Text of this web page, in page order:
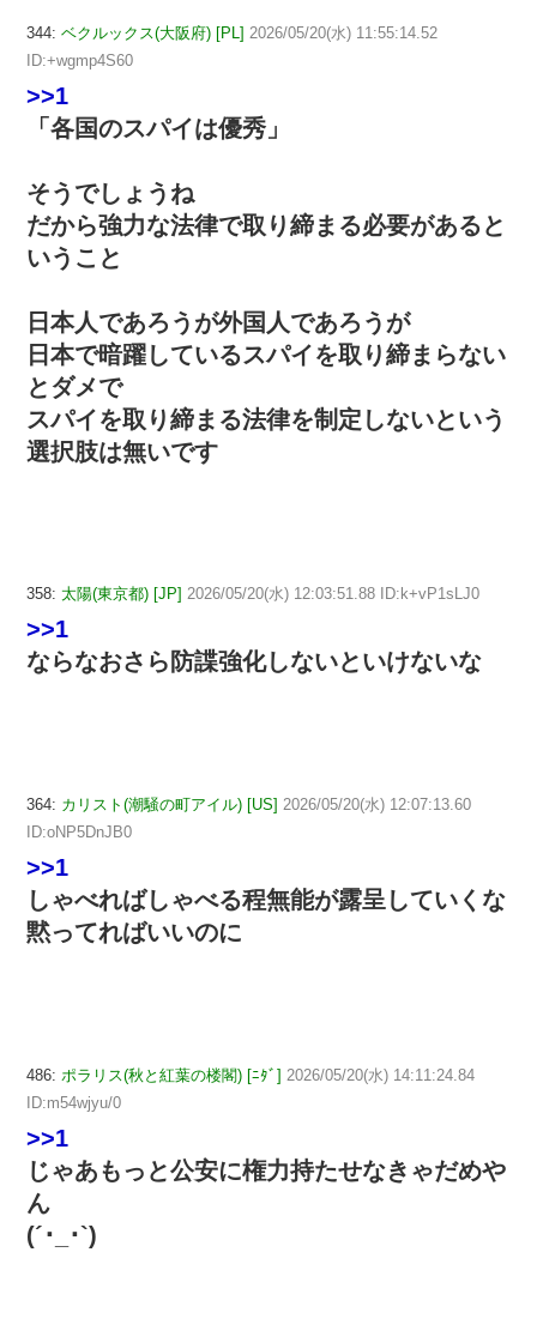
344: ベクルックス(大阪府) [PL] 2026/05/20(水) 11:55:14.52
ID:+wgmp4S60
>>1
「各国のスパイは優秀」
そうでしょうね
だから強力な法律で取り締まる必要があると
いうこと
日本人であろうが外国人であろうが
日本で暗躍しているスパイを取り締まらない
とダメで
スパイを取り締まる法律を制定しないという
選択肢は無いです
358: 太陽(東京都) [JP] 2026/05/20(水) 12:03:51.88 ID:k+vP1sLJ0
>>1
ならなおさら防諜強化しないといけないな
364: カリスト(潮騒の町アイル) [US] 2026/05/20(水) 12:07:13.60
ID:oNP5DnJB0
>>1
しゃべればしゃべる程無能が露呈していくな
黙ってればいいのに
486: ポラリス(秋と紅葉の楼閣) [ﾆﾀﾞ] 2026/05/20(水) 14:11:24.84
ID:m54wjyu/0
>>1
じゃあもっと公安に権力持たせなきゃだめや
ん
(´･_･`)